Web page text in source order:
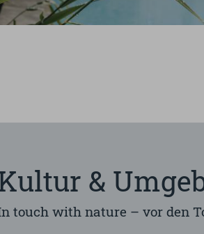
➦
&
touch with nature – vor den